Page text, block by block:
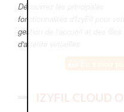
Découvrez les principales
fonctionnalités d'IzyFil pour votre
gestion de l'accueil et des files
d'attente virtuelles
IZYFIL CLOUD